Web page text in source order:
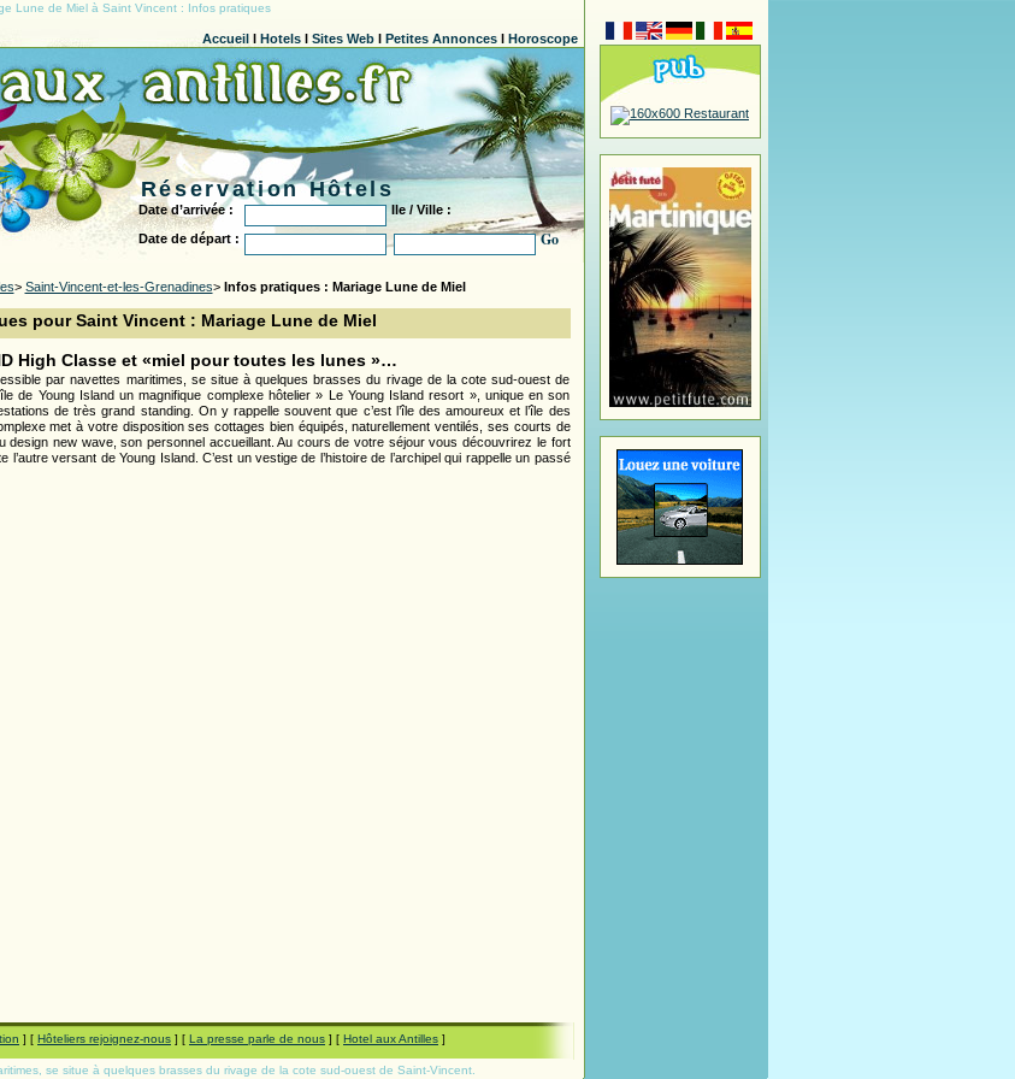
Lune de Miel à Saint Vincent : Infos pratiques
Accueill Hotelsl Sites Webl Petites Annoncesl Horoscope
Réservation Hôtels
Date d’arrivée :
Ile / Ville :
Date de départ :
Go
> Saint-Vincent-et-les-Grenadines> Infos pratiques : Mariage Lune de Miel
pour Saint Vincent : Mariage Lune de Miel
High Classe et «miel pour toutes les lunes »…
par navettes maritimes, se situe à quelques brasses du rivage de la cote sud-ouest de
de Young Island un magnifique complexe hôtelier » Le Young Island resort », unique en son
de très grand standing. On y rappelle souvent que c’est l’île des amoureux et l’île des
met à votre disposition ses cottages bien équipés, naturellement ventilés, ses courts de
design new wave, son personnel accueillant. Au cours de votre séjour vous découvrirez le fort
l’autre versant de Young Island. C’est un vestige de l’histoire de l’archipel qui rappelle un passé
] [ Hôteliers rejoignez-nous ] [ La presse parle de nous ] [ Hotel aux Antilles ]
se situe à quelques brasses du rivage de la cote sud-ouest de Saint-Vincent.